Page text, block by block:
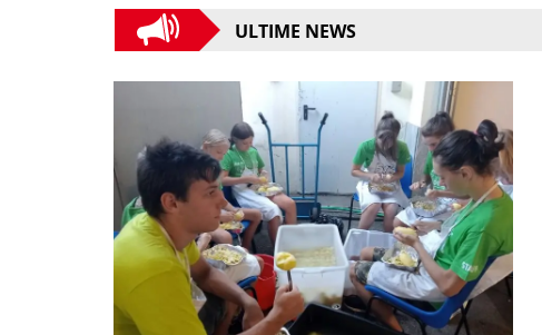
ULTIME NEWS